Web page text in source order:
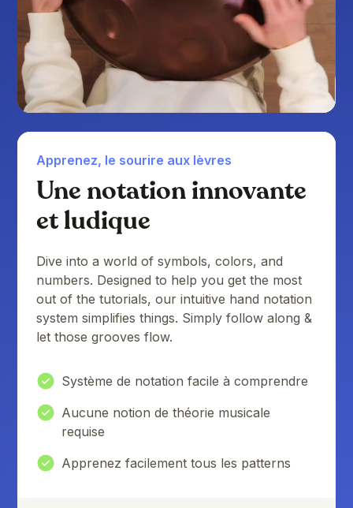
Apprenez, le sourire aux lèvres
Une notation innovante
et ludique
Dive into a world of symbols, colors, and
numbers. Designed to help you get the most
out of the tutorials, our intuitive hand notation
system simplifies things. Simply follow along &
let those grooves flow.
Système de notation facile à comprendre
Aucune notion de théorie musicale
requise
Apprenez facilement tous les patterns